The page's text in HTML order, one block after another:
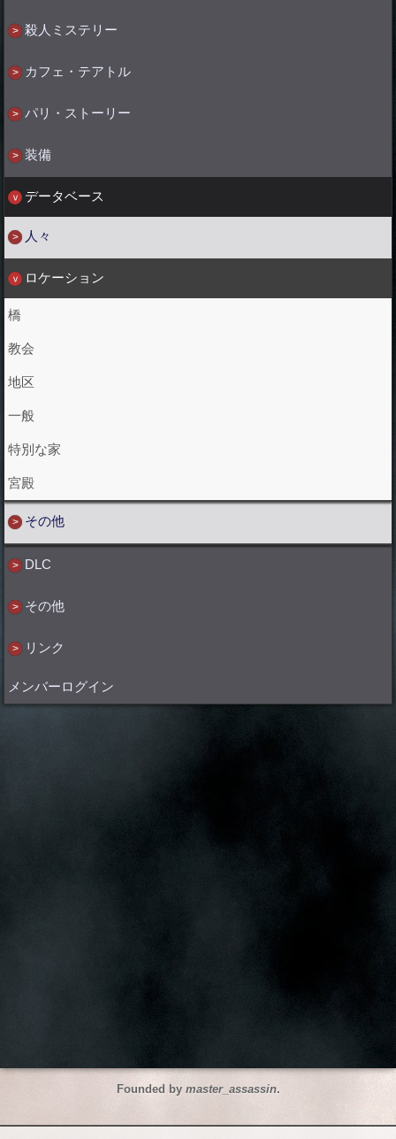
殺人ミステリー
カフェ・テアトル
パリ・ストーリー
装備
データベース
人々
ロケーション
橋
教会
地区
一般
特別な家
宮殿
その他
DLC
その他
リンク
メンバーログイン
Founded by master_assassin.